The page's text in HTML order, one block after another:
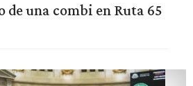
de una combi en Ruta 65